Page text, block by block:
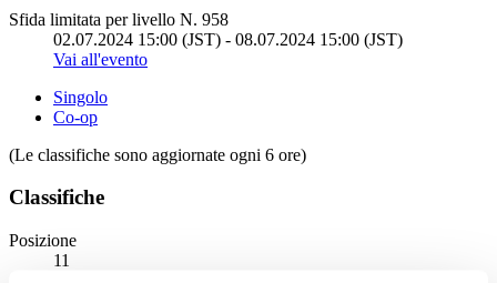
Sfida limitata per livello N. 958
02.07.2024 15:00 (JST) - 08.07.2024 15:00 (JST)
Vai all'evento
Singolo
Co-op
(Le classifiche sono aggiornate ogni 6 ore)
Classifiche
Posizione
11